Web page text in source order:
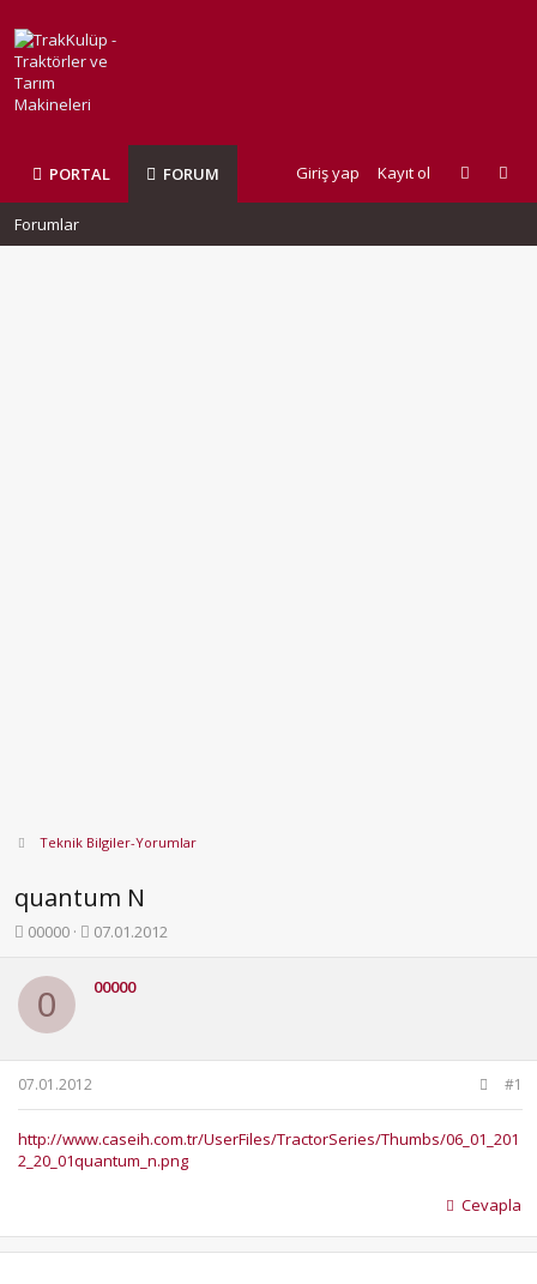
PORTAL FORUM Giriş yap Kayıt ol
Forumlar
Teknik Bilgiler-Yorumlar
quantum N
K
n
y
u
b
l
a
n
00000
B
l
g
a
r
i
07.01.2012
0 00000
07.01.2012 #1
http://www.caseih.com.tr/UserFiles/TractorSeries/Thumbs/06_01_201
2_20_01quantum_n.png
Cevapla